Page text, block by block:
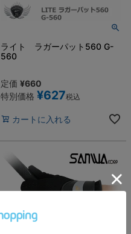
ライト ラガーパット560 G-
560
定価 ¥660
特別価格 ¥627税込
カートに入れる